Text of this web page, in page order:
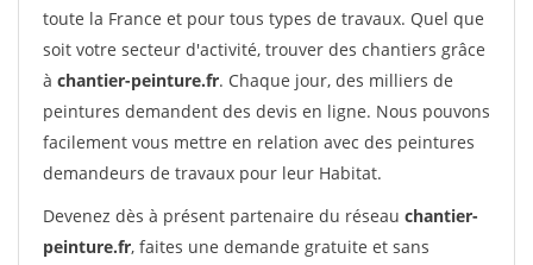
toute la France et pour tous types de travaux. Quel que
soit votre secteur d'activité, trouver des chantiers grâce
à chantier-peinture.fr. Chaque jour, des milliers de
peintures demandent des devis en ligne. Nous pouvons
facilement vous mettre en relation avec des peintures
demandeurs de travaux pour leur Habitat.
Devenez dès à présent partenaire du réseau chantier-
peinture.fr, faites une demande gratuite et sans